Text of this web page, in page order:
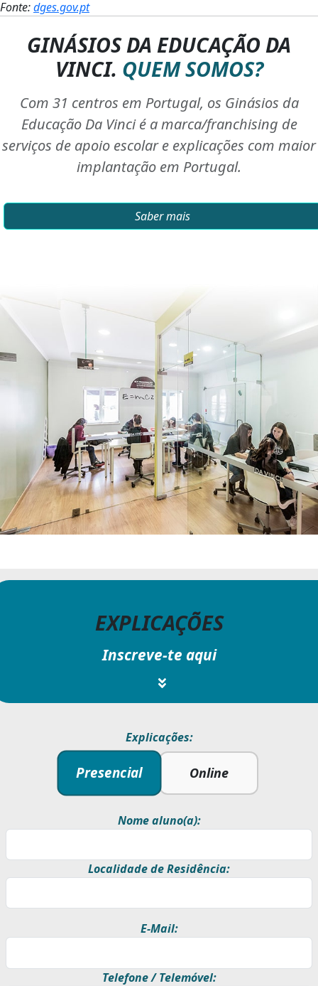
Fonte:dges.gov.pt
GINÁSIOS DA EDUCAÇÃO DA
VINCI. QUEM SOMOS?
Com 31 centros em Portugal, os Ginásios da
Educação Da Vinci é a marca/franchising de
serviços de apoio escolar e explicações com maior
implantação em Portugal.
Saber mais
EXPLICAÇÕES
Inscreve-te aqui
Explicações:
Presencial Online
Nome aluno(a):
Localidade de Residência:
E-Mail:
Telefone / Telemóvel: